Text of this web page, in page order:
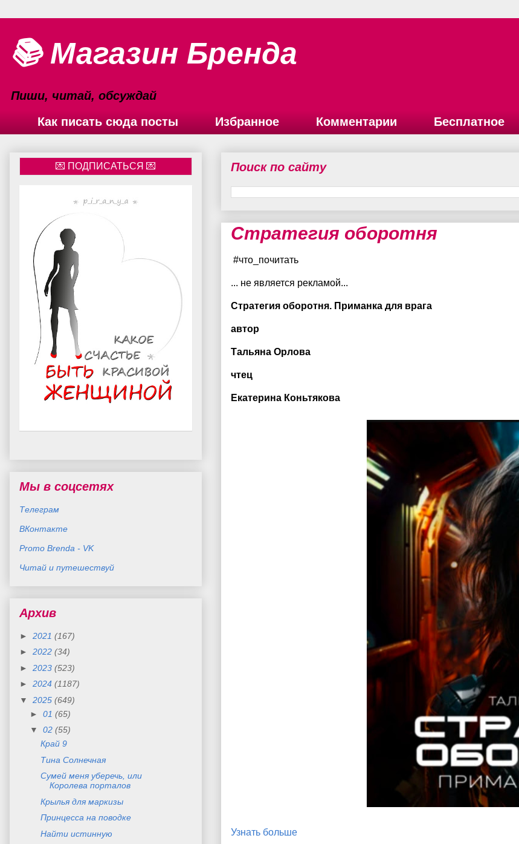
📚 Магазин Бренда
Пиши, читай, обсуждай
Как писать сюда посты
Избранное Комментарии Бесплатное
Поиск по сайту
Стратегия оборотня
#что_почитать
... не является рекламой...
Стратегия оборотня. Приманка для врага
автор
Тальяна Орлова
чтец
Екатерина Коньтякова
Узнать больше
Мы в соцсетях
Телеграм
ВКонтакте
Promo Brenda - VK
Читай и путешествуй
Архив
► 2021 (167)
► 2022 (34)
► 2023 (523)
► 2024 (1187)
▼ 2025 (649)
► 01 (65)
▼ 02 (55)
Край 9
Тина Солнечная
Сумей меня уберечь, или
Королева порталов
Крылья для маркизы
Принцесса на поводке
Найти истинную